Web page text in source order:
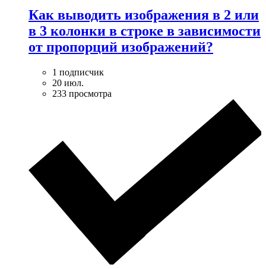
Как выводить изображения в 2 или
в 3 колонки в строке в зависимости
от пропорций изображений?
1 подписчик
20 июл.
233 просмотра